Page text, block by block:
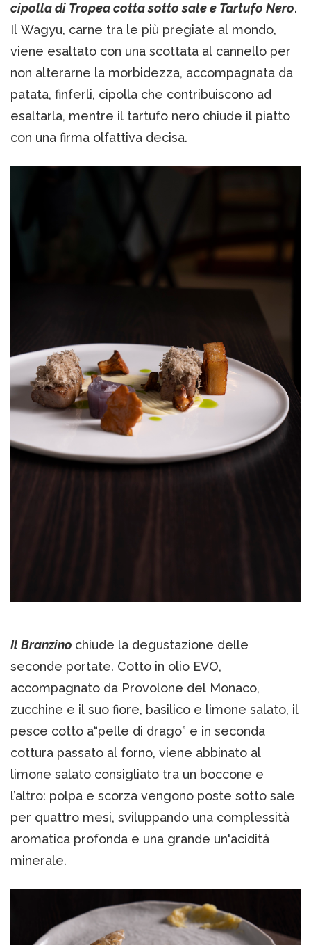
cipolla di Tropea cotta sotto sale e Tartufo Nero.
Il Wagyu, carne tra le più pregiate al mondo,
viene esaltato con una scottata al cannello per
non alterarne la morbidezza, accompagnata da
patata, finferli, cipolla che contribuiscono ad
esaltarla, mentre il tartufo nero chiude il piatto
con una firma olfattiva decisa.
Il Branzino chiude la degustazione delle
seconde portate. Cotto in olio EVO,
accompagnato da Provolone del Monaco,
zucchine e il suo fiore, basilico e limone salato, il
pesce cotto a“pelle di drago” e in seconda
cottura passato al forno, viene abbinato al
limone salato consigliato tra un boccone e
l’altro: polpa e scorza vengono poste sotto sale
per quattro mesi, sviluppando una complessità
aromatica profonda e una grande un'acidità
minerale.